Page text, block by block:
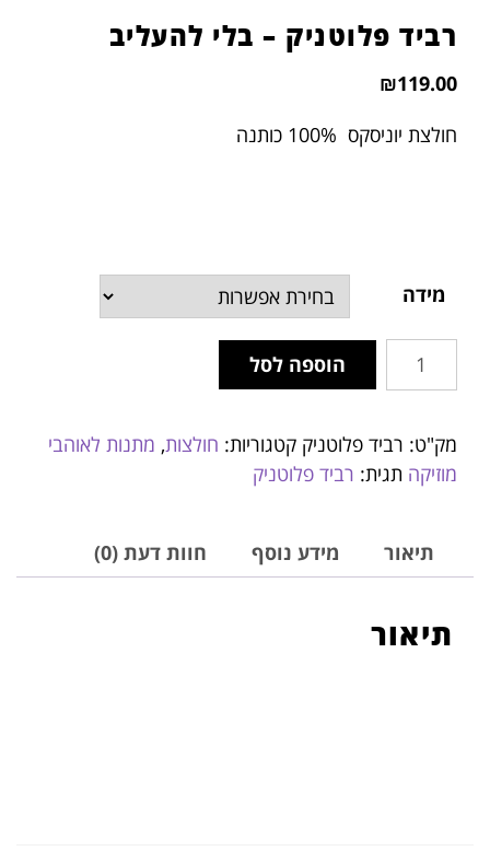
רביד פלוטניק – בלי להעליב
₪119.00
חולצת יוניסקס 100% כותנה
מידה
הוספה לסל
מק"ט: רביד פלוטניק קטגוריות: חולצות, מתנות לאוהבי
מוזיקה תגית: רביד פלוטניק
תיאור מידע נוסף חוות דעת (0)
תיאור